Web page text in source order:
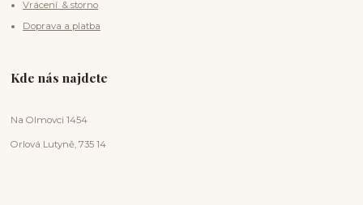
Vrácení & storno
Doprava a platba
Kde nás najdete
Na Olmovci 1454
Orlová Lutyně, 735 14